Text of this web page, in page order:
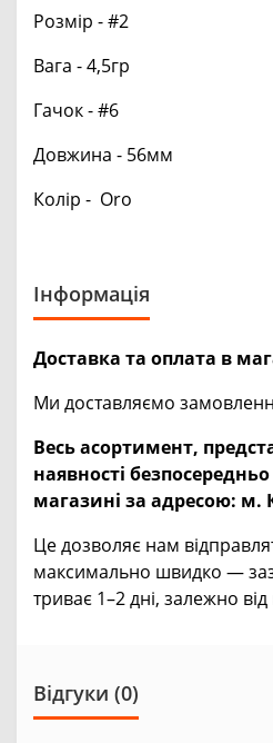
Розмір - #2
Вага - 4,5гр
Гачок - #6
Довжина - 56мм
Колір - Oro
Інформація
Доставка та оплата в
Ми доставляємо
Весь асортимент,
наявності
магазині за адресою: м.
Це дозволяє нам
максимально швидко —
триває 1–2 дні, залежно
Відгуки (0)